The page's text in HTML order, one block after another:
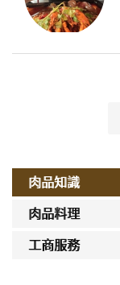
肉品知識
肉品料理
工商服務